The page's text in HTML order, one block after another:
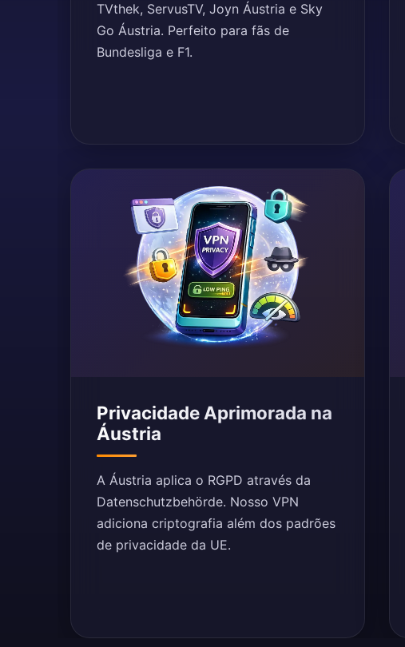
TVthek, ServusTV, Joyn Áustria e Sky
Go Áustria. Perfeito para fãs de
Bundesliga e F1.
Privacidade Aprimorada na
Áustria
A Áustria aplica o RGPD através da
Datenschutzbehörde. Nosso VPN
adiciona criptografia além dos padrões
de privacidade da UE.